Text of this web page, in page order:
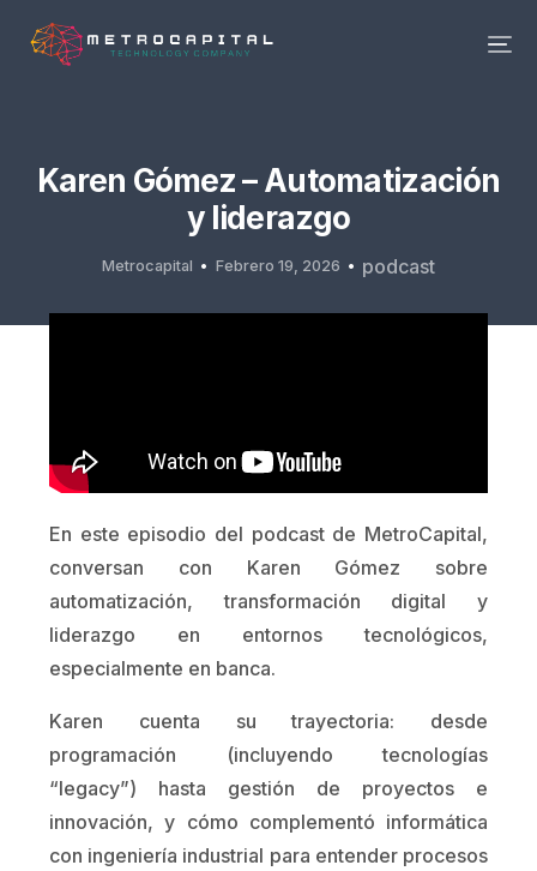
Karen Gómez – Automatización
y liderazgo
Metrocapital Febrero 19, 2026 podcast
En este episodio del podcast de MetroCapital,
conversan con Karen Gómez sobre
automatización, transformación digital y
liderazgo en entornos tecnológicos,
especialmente en banca.
Karen cuenta su trayectoria: desde
programación (incluyendo tecnologías
“legacy”) hasta gestión de proyectos e
innovación, y cómo complementó informática
con ingeniería industrial para entender procesos